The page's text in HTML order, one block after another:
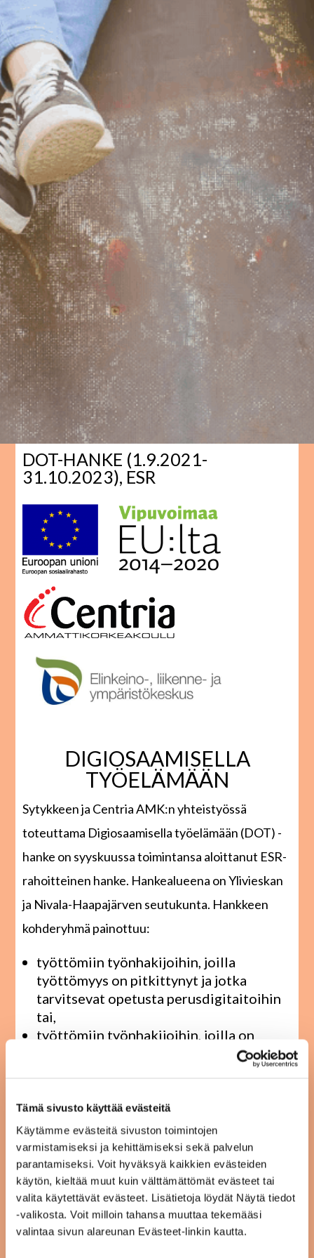
Tämä sivusto käyttää evästeitä
Käytämme evästeitä sivuston toimintojen
varmistamiseksi ja kehittämiseksi sekä palvelun
parantamiseksi. Voit hyväksyä kaikkien evästeiden
käytön, kieltää muut kuin välttämättömät evästeet tai
valita käytettävät evästeet. Lisätietoja löydät Näytä tiedot
-valikosta. Voit milloin tahansa muuttaa tekemääsi
valintaa sivun alareunan Evästeet-linkin kautta.
DOT-HANKE (1.9.2021-
31.10.2023), ESR
DIGIOSAAMISELLA
TYÖELÄMÄÄN
Sytykkeen ja Centria AMK:n yhteistyössä
toteuttama Digiosaamisella työelämään (DOT) -
hanke on syyskuussa toimintansa aloittanut ESR-
rahoitteinen hanke. Hankealueena on Ylivieskan
ja Nivala-Haapajärven seutukunta. Hankkeen
kohderyhmä painottuu:
työttömiin työnhakijoihin, joilla
työttömyys on pitkittynyt ja jotka
tarvitsevat opetusta perusdigitaitoihin
tai,
työttömiin työnhakijoihin, joilla on
media- ja digialan osaamista, mutta eivät
osaa hyödyntää sitä työelämässä tai
media- ja digialojen opiskelijoihin, jotka
tarvitsevat tuetumpaa
oppimisympäristöä.
Tavoitteena on parantaa, ylläpitää ja kehittää
hankkeeseen osallistuvien digitaalisia taitoja sekä
tehdä osallistujille realistisia jatkosuunnitelmia.